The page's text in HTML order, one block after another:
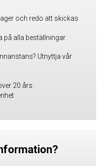
och redo att skickas
på alla beställningar
Utnyttja vår
20 års